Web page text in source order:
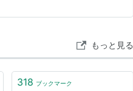
もっと見る
318 ブックマーク